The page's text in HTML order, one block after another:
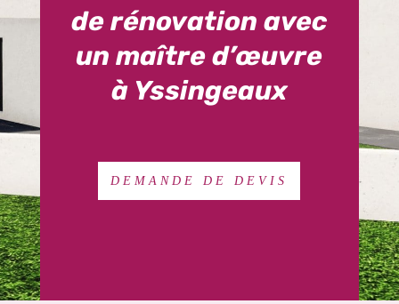
de rénovation avec
un maître d’œuvre
à Yssingeaux
DEMANDE DE DEVIS